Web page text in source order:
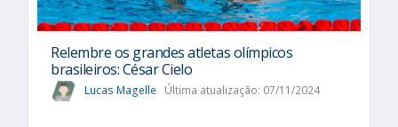
Relembre os grandes atletas olímpicos
brasileiros: César Cielo
Lucas Magelle Última atualização: 07/11/2024